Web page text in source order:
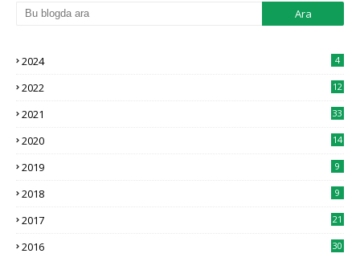
2024 4
2022 12
2021 33
2020 14
2019 9
2018 9
2017 21
2016 30